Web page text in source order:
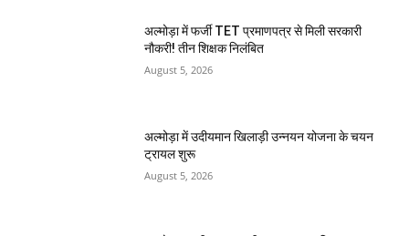
अल्मोड़ा में फर्जी TET प्रमाणपत्र से मिली सरकारी
नौकरी! तीन शिक्षक निलंबित
August 5, 2026
अल्मोड़ा में उदीयमान खिलाड़ी उन्नयन योजना के चयन
ट्रायल शुरू
August 5, 2026